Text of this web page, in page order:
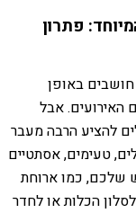
פתרון
באופן
האירועים. אבל
להציע הרבה מעבר
טעימים, אסתטיים
שלכם, כמו ארוחת
הכלות או לחדר